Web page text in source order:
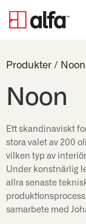
Produkter / Noon
Noon
Ett skandinaviskt
stora valet av 200
vilken typ av
Under konstnärlig
allra senaste
samarbete med